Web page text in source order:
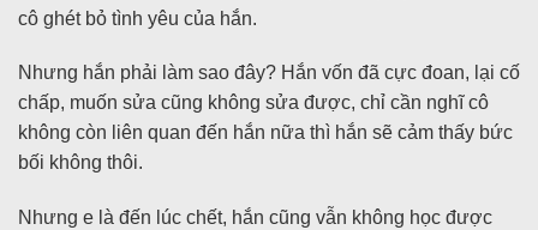
cô ghét bỏ tình yêu của hắn.
Nhưng hắn phải làm sao đây? Hắn vốn đã cực đoan, lại cố
chấp, muốn sửa cũng không sửa được, chỉ cần nghĩ cô
không còn liên quan đến hắn nữa thì hắn sẽ cảm thấy bức
bối không thôi.
Nhưng e là đến lúc chết, hắn cũng vẫn không học được